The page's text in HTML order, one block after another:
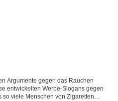
Argumente gegen das Rauchen
entwickelten Werbe-Slogans gegen
so viele Menschen von Zigaretten